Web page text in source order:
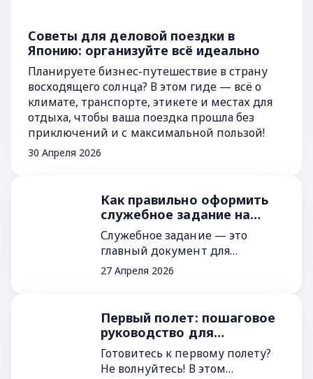
Советы для деловой поездки в
Японию: организуйте всё идеально
Планируете бизнес-путешествие в страну
восходящего солнца? В этом гиде — всё о
климате, транспорте, этикете и местах для
отдыха, чтобы ваша поездка прошла без
приключений и с максимальной пользой!
30 Апреля 2026
Как правильно оформить
служебное задание на
командировку
Служебное задание — это
главный документ для
успешной деловой поездки. В
нем фиксируется цель, задачи и
также вся важная информация
для сотрудника и руководителя.
Такой подход ...
27 Апреля 2026
Первый полет: пошаговое
руководство для
спокойного и уверенного
путешествия
Готовитесь к первому полету?
Не волнуйтесь! В этом